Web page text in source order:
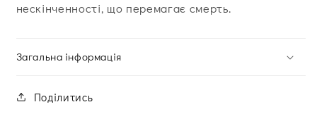
нескінченності, що перемагає смерть.
Загальна інформація
Поділитись